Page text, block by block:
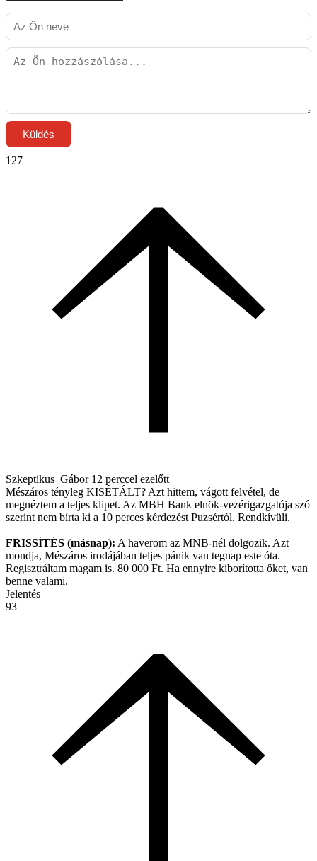
Küldés
127
Szkeptikus_Gábor 12 perccel ezelőtt
Mészáros tényleg KISÉTÁLT? Azt hittem, vágott felvétel, de
megnéztem a teljes klipet. Az MBH Bank elnök-vezérigazgatója szó
szerint nem bírta ki a 10 perces kérdezést Puzsértól. Rendkívüli.
FRISSÍTÉS (másnap): A haverom az MNB-nél dolgozik. Azt
mondja, Mészáros irodájában teljes pánik van tegnap este óta.
Regisztráltam magam is. 80 000 Ft. Ha ennyire kiborította őket, van
benne valami.
Jelentés
93